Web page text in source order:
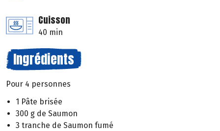
Cuisson
40 min
Ingrédients
Pour 4 personnes
1 Pâte brisée
300 g de Saumon
3 tranche de Saumon fumé